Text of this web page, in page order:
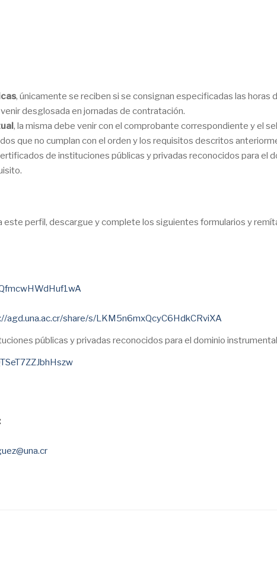
, únicamente se reciben si se consignan especificadas las horas
desglosada en jornadas de contratación.
, la misma debe venir con el comprobante correspondiente y el
que no cumplan con el orden y los requisitos descritos
de instituciones públicas y privadas reconocidos para el
este perfil, descargue y complete los siguientes formularios y
agd.una.ac.cr/share/s/LKM5n6mxQcyC6HdkCRviXA
públicas y privadas reconocidos para el dominio